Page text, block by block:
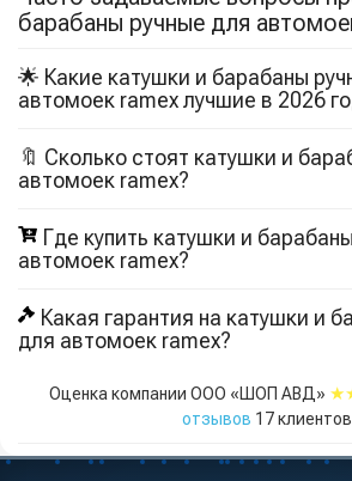
барабаны ручные для
🌟 Какие катушки и барабаны
автомоек ramex лучшие в 2026
🔖 Сколько стоят катушки и
автомоек ramex?
Где купить катушки и
автомоек ramex?
Какая гарантия на катушки и
для автомоек ramex?
Оценка компании ООО «ШОП АВД»
отзывов 17